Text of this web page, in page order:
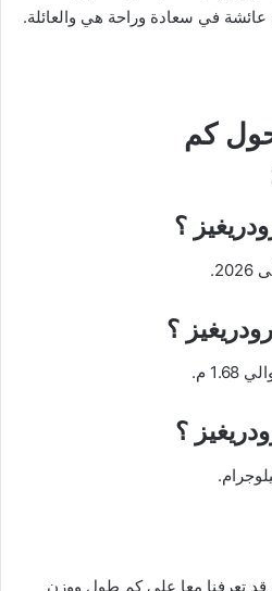
عائشة في سعادة وراحة هي والعائلة.
حول كم
؟
؟
م.
؟
قد تعرفنا معا على كم طول ووزن